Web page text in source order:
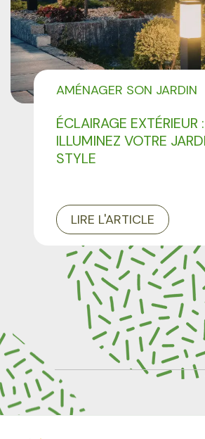
ÉCLAIRAGE EXTÉRIEUR :
ILLUMINEZ VOTRE
STYLE
AMÉNAGER SON JARDIN
LIRE L'ARTICLE